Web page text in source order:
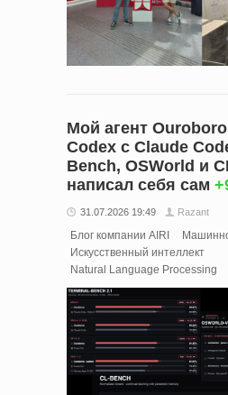
Мой агент
Codex с Claude
Bench, OSWorld и
написал себя сам
31.07.2026 19:49 Razant
Блог компании AIRI
Искусственный интеллект
Natural Language Processing